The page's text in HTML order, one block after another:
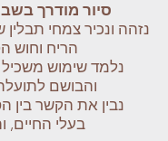
סיור מודרך
נזהה ונכיר צמחי
הריח וחוש
נלמד שימוש משכיל
והבושם
נבין את הקשר בין
בעלי החיים,